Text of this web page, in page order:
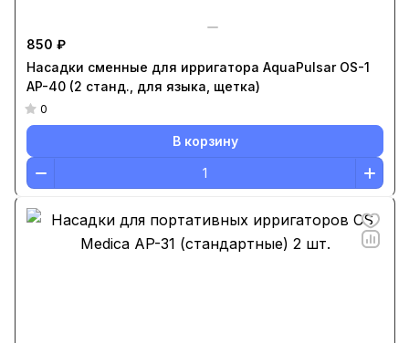
850 ₽
Насадки сменные для ирригатора AquaPulsar OS-1
AP-40 (2 станд., для языка, щетка)
0
В корзину